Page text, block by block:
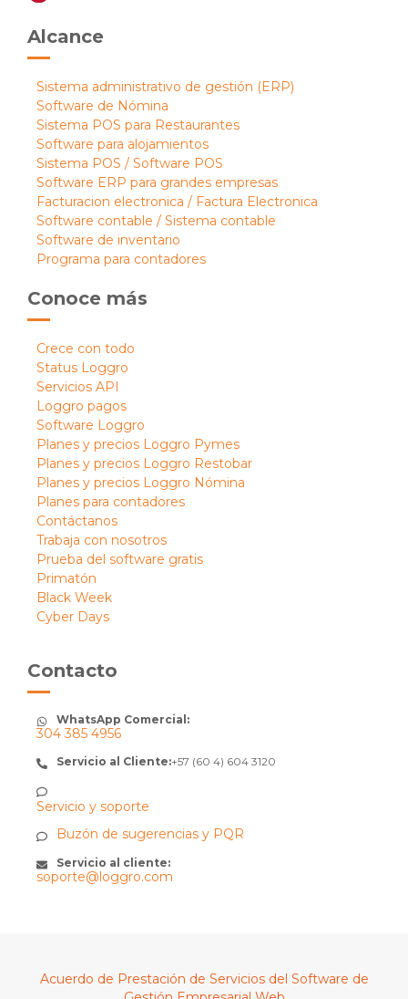
Alcance
Sistema administrativo de gestión (ERP)
Software de Nómina
Sistema POS para Restaurantes
Software para alojamientos
Sistema POS / Software POS
Software ERP para grandes empresas
Facturacion electronica / Factura Electronica
Software contable / Sistema contable
Software de inventario
Programa para contadores
Conoce más
Crece con todo
Status Loggro
Servicios API
Loggro pagos
Software Loggro
Planes y precios Loggro Pymes
Planes y precios Loggro Restobar
Planes y precios Loggro Nómina
Planes para contadores
Contáctanos
Trabaja con nosotros
Prueba del software gratis
Primatón
Black Week
Cyber Days
Contacto
WhatsApp Comercial:
304 385 4956
Servicio al Cliente:+57 (60 4) 604 3120
Servicio y soporte
Buzón de sugerencias y PQR
Servicio al cliente:
soporte@loggro.com
Acuerdo de Prestación de Servicios del Software de